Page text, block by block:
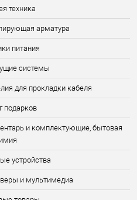
техника
арматура
питания
системы
для прокладки кабеля
подарков
и комплектующие, бытовая
устройства
и мультимедиа